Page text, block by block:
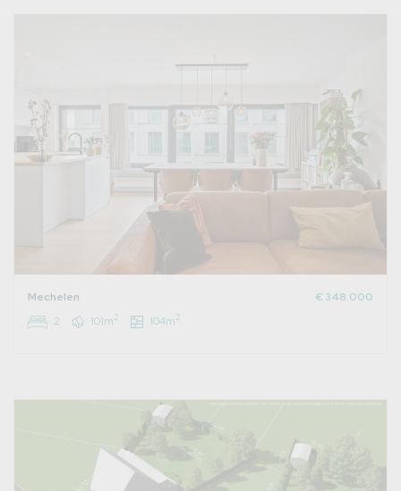
Mechelen
€ 348.000
2
101m2 104m2